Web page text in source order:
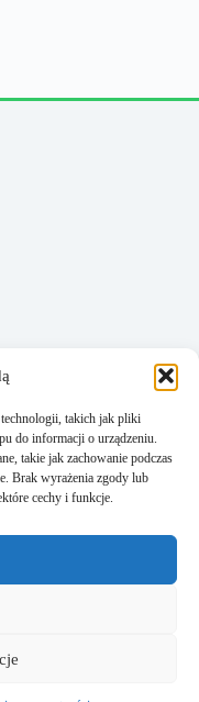
takich jak pliki
do informacji o urządzeniu.
takie jak zachowanie podczas
Brak wyrażenia zgody lub
cechy i funkcje.